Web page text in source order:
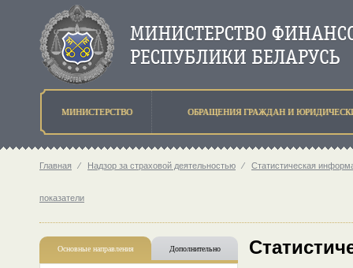
МИНИСТЕРСТВО ОБРАЩЕНИЯ ГРАЖДАН И
Главная ⁄ Надзор за страховой деятельностью ⁄ Статистическая
показатели
Основные направления Дополнительно